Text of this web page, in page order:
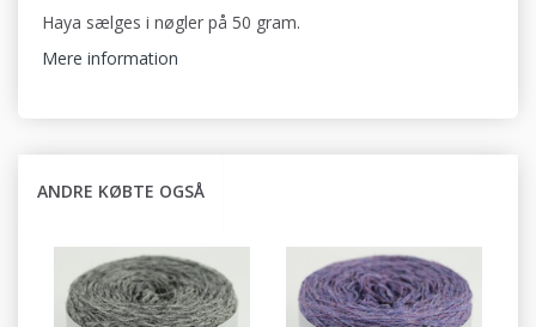
Haya sælges i nøgler på 50 gram.
Mere information
ANDRE KØBTE OGSÅ